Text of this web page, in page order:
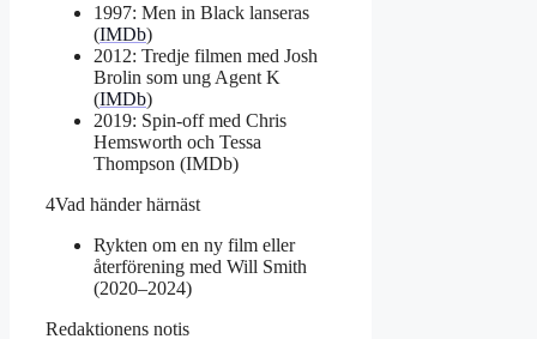
1997: Men in Black lanseras
(IMDb)
2012: Tredje filmen med Josh
Brolin som ung Agent K
(IMDb)
2019: Spin-off med Chris
Hemsworth och Tessa
Thompson (IMDb)
4Vad händer härnäst
Rykten om en ny film eller
återförening med Will Smith
(2020–2024)
Redaktionens notis